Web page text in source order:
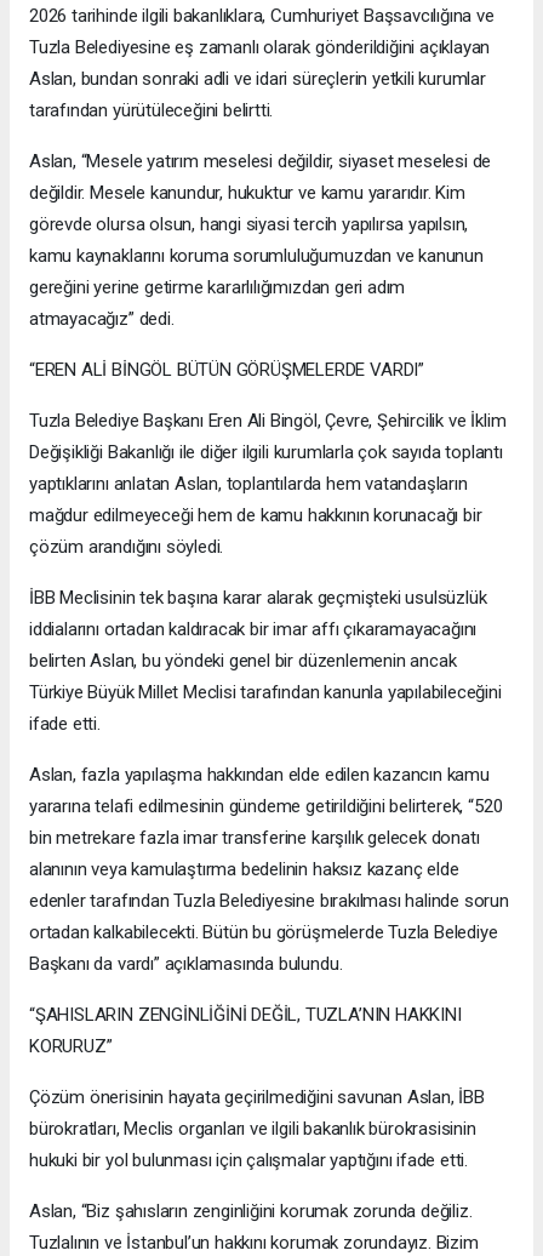
2026 tarihinde ilgili bakanlıklara, Cumhuriyet Başsavcılığına ve
Tuzla Belediyesine eş zamanlı olarak gönderildiğini açıklayan
Aslan, bundan sonraki adli ve idari süreçlerin yetkili kurumlar
tarafından yürütüleceğini belirtti.
Aslan, “Mesele yatırım meselesi değildir, siyaset meselesi de
değildir. Mesele kanundur, hukuktur ve kamu yararıdır. Kim
görevde olursa olsun, hangi siyasi tercih yapılırsa yapılsın,
kamu kaynaklarını koruma sorumluluğumuzdan ve kanunun
gereğini yerine getirme kararlılığımızdan geri adım
atmayacağız” dedi.
“EREN ALİ BİNGÖL BÜTÜN GÖRÜŞMELERDE VARDI”
Tuzla Belediye Başkanı Eren Ali Bingöl, Çevre, Şehircilik ve İklim
Değişikliği Bakanlığı ile diğer ilgili kurumlarla çok sayıda toplantı
yaptıklarını anlatan Aslan, toplantılarda hem vatandaşların
mağdur edilmeyeceği hem de kamu hakkının korunacağı bir
çözüm arandığını söyledi.
İBB Meclisinin tek başına karar alarak geçmişteki usulsüzlük
iddialarını ortadan kaldıracak bir imar affı çıkaramayacağını
belirten Aslan, bu yöndeki genel bir düzenlemenin ancak
Türkiye Büyük Millet Meclisi tarafından kanunla yapılabileceğini
ifade etti.
Aslan, fazla yapılaşma hakkından elde edilen kazancın kamu
yararına telafi edilmesinin gündeme getirildiğini belirterek, “520
bin metrekare fazla imar transferine karşılık gelecek donatı
alanının veya kamulaştırma bedelinin haksız kazanç elde
edenler tarafından Tuzla Belediyesine bırakılması halinde sorun
ortadan kalkabilecekti. Bütün bu görüşmelerde Tuzla Belediye
Başkanı da vardı” açıklamasında bulundu.
“ŞAHISLARIN ZENGİNLİĞİNİ DEĞİL, TUZLA’NIN HAKKINI
KORURUZ”
Çözüm önerisinin hayata geçirilmediğini savunan Aslan, İBB
bürokratları, Meclis organları ve ilgili bakanlık bürokrasisinin
hukuki bir yol bulunması için çalışmalar yaptığını ifade etti.
Aslan, “Biz şahısların zenginliğini korumak zorunda değiliz.
Tuzlalının ve İstanbul’un hakkını korumak zorundayız. Bizim